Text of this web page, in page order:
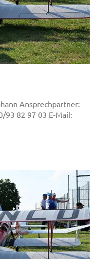
Ansprechpartner:
93 82 97 03 E-Mail: